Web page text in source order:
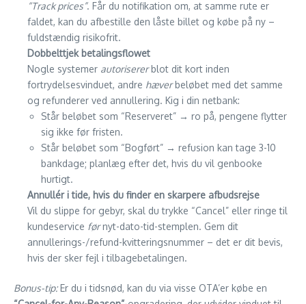
“Track prices”. Får du notifikation om, at samme rute er
faldet, kan du afbestille den låste billet og købe på ny –
fuldstændig risikofrit.
Dobbelttjek betalingsflowet
Nogle systemer autorisererblot dit kort inden
fortrydelsesvinduet, andre hæverbeløbet med det samme
og refunderer ved annullering. Kig i din netbank:
Står beløbet som “Reserveret” → ro på, pengene flytter
sig ikke før fristen.
Står beløbet som “Bogført” → refusion kan tage 3-10
bankdage; planlæg efter det, hvis du vil genbooke
hurtigt.
Annullér i tide, hvis du finder en skarpere afbudsrejse
Vil du slippe for gebyr, skal du trykke “Cancel” eller ringe til
kundeservice førnyt-dato-tid-stemplen. Gem dit
annullerings-/refund-kvitteringsnummer – det er dit bevis,
hvis der sker fejl i tilbagebetalingen.
Bonus-tip:Er du i tidsnød, kan du via visse OTA’er købe en